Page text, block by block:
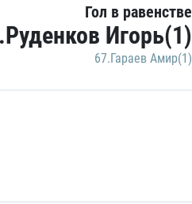
Гол в равенстве
Игорь(1)
67.Гараев Амир(1)